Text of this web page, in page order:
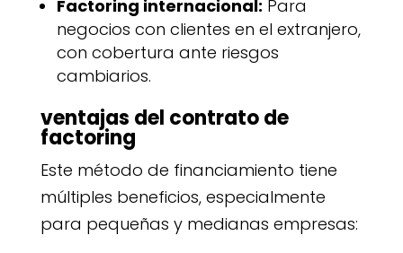
Factoring internacional: Para
negocios con clientes en el extranjero,
con cobertura ante riesgos
cambiarios.
ventajas del contrato de
factoring
Este método de financiamiento tiene
múltiples beneficios, especialmente
para pequeñas y medianas empresas: